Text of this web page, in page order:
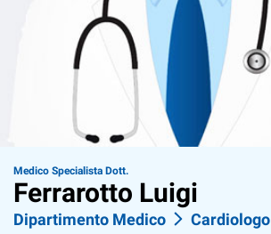
Medico Specialista Dott.
Ferrarotto Luigi
Dipartimento Medico Cardiologo